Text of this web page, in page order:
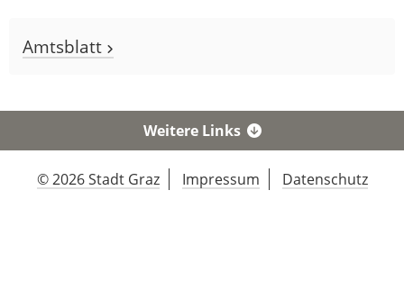
Amtsblatt
Weitere Links
© 2026 Stadt Graz Impressum Datenschutz